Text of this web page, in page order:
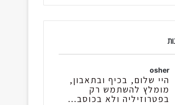
osher
היי שלום, בכיף ובתאבון,
מומלץ להשתמש רק
בפטרוזיליה ולא בכוסב...